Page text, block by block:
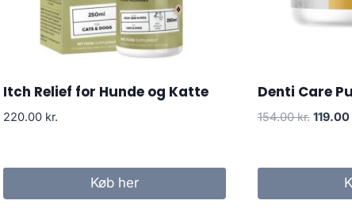
Itch Relief for Hunde og Katte
220.00 kr.
Køb her
Denti Care
154.00kr. Den
var:
119.00